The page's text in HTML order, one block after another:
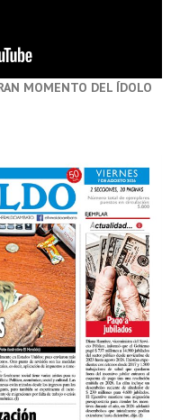
MOMENTO DEL ÍDOLO